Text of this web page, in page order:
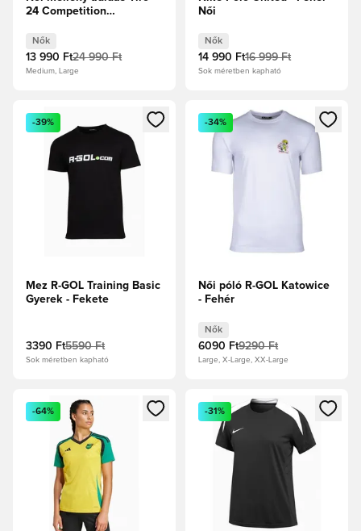
24 Competition
Nők
13 990 Ft24 990 Ft
Medium, Large
Női
Nők
14 990 Ft16 999 Ft
Sok méretben kapható
Megnyit egy modált a bejelentkezéshez vagy a tagként
-39%
Mez R-GOL Training Basic
Gyerek - Fekete
3390 Ft5590 Ft
Sok méretben kapható
Megnyit egy modált a
-34%
Női póló R-GOL Katowice
- Fehér
Nők
6090 Ft9290 Ft
Large, X-Large, XX-Large
Megnyit egy modált a bejelentkezéshez vagy a tagként
-64%
Megnyit egy modált a
-31%